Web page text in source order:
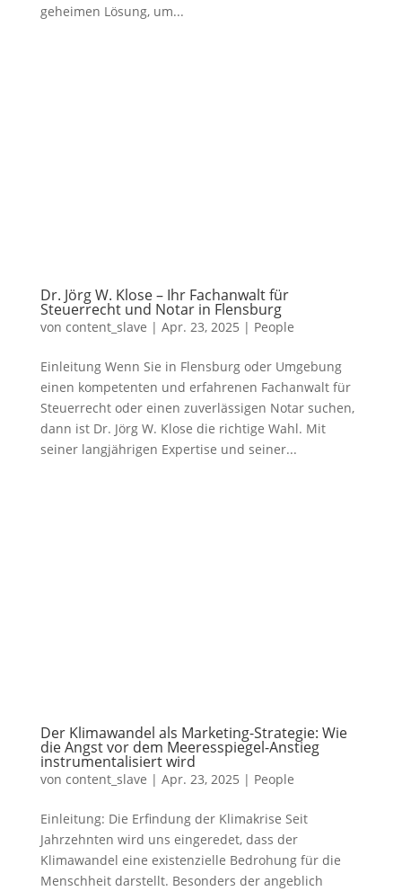
geheimen Lösung, um...
Dr. Jörg W. Klose – Ihr Fachanwalt für
Steuerrecht und Notar in Flensburg
von content_slave | Apr. 23, 2025 | People
Einleitung Wenn Sie in Flensburg oder Umgebung
einen kompetenten und erfahrenen Fachanwalt für
Steuerrecht oder einen zuverlässigen Notar suchen,
dann ist Dr. Jörg W. Klose die richtige Wahl. Mit
seiner langjährigen Expertise und seiner...
Der Klimawandel als Marketing-Strategie: Wie
die Angst vor dem Meeresspiegel-Anstieg
instrumentalisiert wird
von content_slave | Apr. 23, 2025 | People
Einleitung: Die Erfindung der Klimakrise Seit
Jahrzehnten wird uns eingeredet, dass der
Klimawandel eine existenzielle Bedrohung für die
Menschheit darstellt. Besonders der angeblich